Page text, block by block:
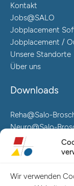
Wir verwenden
Kontakt
Jobs@SALO
Jobplacement
Jobplacement /
Unsere Standorte
Über uns
Downloads
Reha@Salo-
Neuro@Salo-
AuReA@Salo-
Spaldingstraße